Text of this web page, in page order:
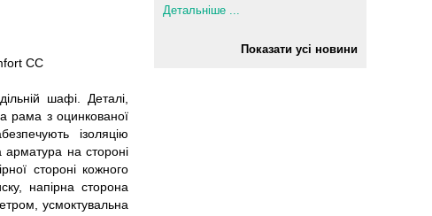
CC
шафі. Деталі,
рама з оцинкованої
ізоляцію
арматура на стороні
стороні кожного
напірна сторона
усмоктувальна
Детальніше ...
Показати усі новини